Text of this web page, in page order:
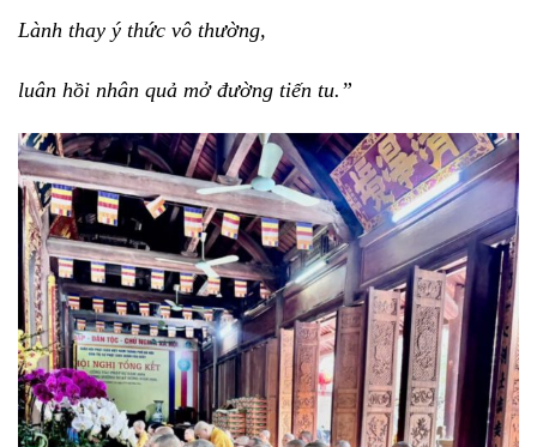
Lành thay ý thức vô thường,
luân hồi nhân quả mở đường tiến tu.”